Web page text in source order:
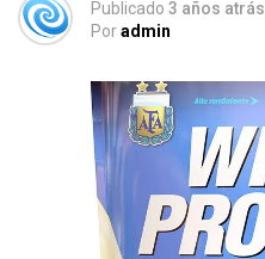
Publicado 3 años atrás
Poradmin